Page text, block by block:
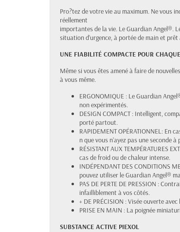
Pro?tez de votre vie au maximum. Ne vous
réellement
importantes de la vie. Le Guardian Angel®.
situation d’urgence, à portée de main et
UNE FIABILITÉ COMPACTE POUR
Même si vous êtes amené à faire de
à vous même.
ERGONOMIQUE : Le Guardian
non expérimentés.
DESIGN COMPACT : Intelligent,
porté partout.
RAPIDEMENT OPÉRATIONNEL: En
n que vous n’ayez pas une seconde
RÉSISTANT AUX TEMPÉRATURES
cas de froid ou de chaleur intense.
INDÉPENDANT DES CONDITIONS
pouvez utiliser le Guardian Angel®
PAS DE PERTE DE PRESSION :
infailliblement à vos côtés.
+ DE PRÉCISION : Visée ouverte
PRISE EN MAIN : La poignée
SUBSTANCE ACTIVE PIEXOL